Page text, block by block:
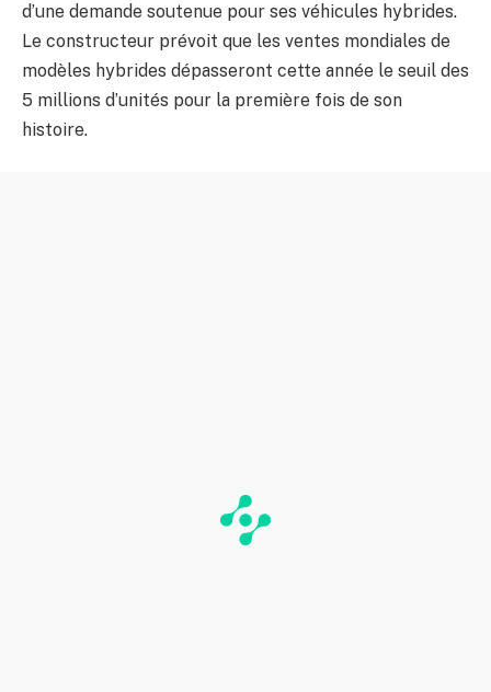
d’une demande soutenue pour ses véhicules hybrides.
Le constructeur prévoit que les ventes mondiales de
modèles hybrides dépasseront cette année le seuil des
5 millions d’unités pour la première fois de son
histoire.